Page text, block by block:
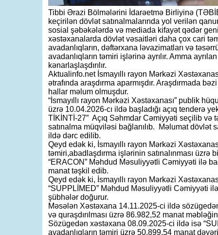
Tibbi Ərazi Bölmələrini İdarəetmə Birliyinə
keçirilən dövlət satınalmalarında yol verilən
sosial şəbəkələrdə və mediada kifayət qədər
xəstəxanalarda dövlət vəsaitləri daha çox cari
avadanlıqların, dəftərxana ləvazimatları və
avadanlıqların təmiri işlərinə ayrılır. Amma
kənarlaşlaşdırılır.
Aktualinfo.net İsmayıllı rayon Mərkəzi
ətrafında araşdırma aparmışdır. Araşdırmada
hallar məlum olmuşdur.
“İsmayıllı rayon Mərkəzi Xəstəxanası” publik
üzrə 10.04.2026-cı ildə başladığı açıq tenderə
TİKİNTİ-27” Açıq Səhmdar Cəmiyyəti seçilib və
satınalma müqviləsi bağlanılıb. Məlumat dövlət
ildə dərc edilib.
Qeyd edək ki, İsmayıllı rayon Mərkəzi
təmiri,abadlaşdırma işlərinin satınalınması üzrə
“ERACON” Məhdud Məsuliyyətli Cəmiyyəti ilə
manat təşkil edib.
Qeyd edək ki, İsmayıllı rayon Mərkəzi
“SUPPLİMED” Məhdud Məsuliyyətli Cəmiyyəti
şübhələr doğurur.
Məsələn Xəstəxana 14.11.2025-ci ildə
və quraşdırılması üzrə 86.982,52 manat
Sözügedən xəstəxana 08.09.2025-ci ildə isə
avadanlıqların təmiri üzrə 50.899,54 manat